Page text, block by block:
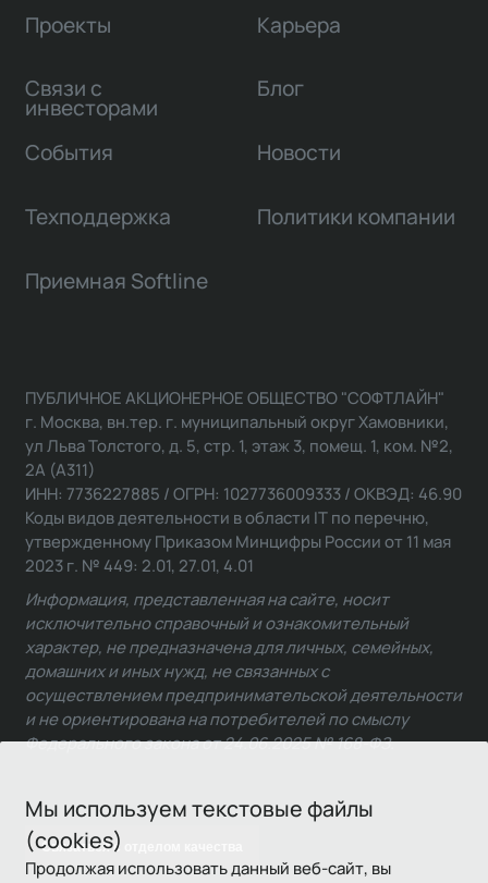
Мы используем текстовые файлы
(cookies)
Продолжая использовать данный веб-сайт, вы
Проекты
Связи с
инвесторами
Карьера
Блог
События Новости
Техподдержка Политики компании
Приемная Softline
Связаться с отделом качества
ПУБЛИЧНОЕ АКЦИОНЕРНОЕ ОБЩЕСТВО "СОФТЛАЙН"
г. Москва, вн.тер. г. муниципальный округ Хамовники,
ул Льва Толстого, д. 5, стр. 1, этаж 3, помещ. 1, ком. №2,
2А (А311)
ИНН: 7736227885 / ОГРН: 1027736009333 / ОКВЭД: 46.90
Коды видов деятельности в области IT по перечню,
утвержденному Приказом Минцифры России от 11 мая
2023 г. № 449: 2.01, 27.01, 4.01
Информация, представленная на сайте, носит
исключительно справочный и ознакомительный
характер, не предназначена для личных, семейных,
домашних и иных нужд, не связанных с
осуществлением предпринимательской деятельности
и не ориентирована на потребителей по смыслу
Федерального закона от 24.06.2025 № 168-ФЗ.